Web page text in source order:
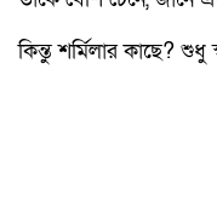
কিন্তু শর্মিলার কাছে? শুধু